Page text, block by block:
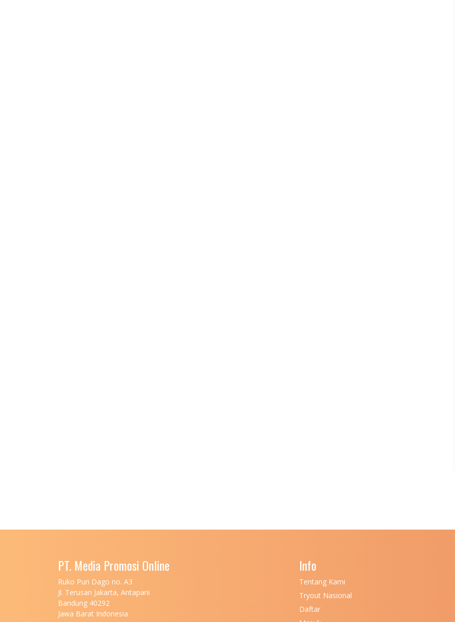
PT. Media Promosi Online
Ruko Puri Dago no. A3
Jl. Terusan Jakarta, Antapani
Bandung 40292
Jawa Barat Indonesia
Info
Tentang Kami
Tryout Nasional
Daftar